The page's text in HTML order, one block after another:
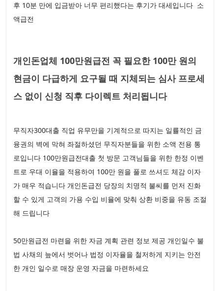
후 10분 만에 입금받아 너무 편리했다는 후기가 대세입니다 소
액급전
개인돈업체 100만원급전 꼭 필요한 100만 원의
현금이 다급하게 요구될 때 지체되는 심사 프로세
스 없이 신청 직후 다이렉트 처리됩니다
무직자300대출 직업 유무만을 기계적으로 따지는 일률적인 금
융권의 벽에 막혀 좌절하셨던 무직자분들을 위한 소액 전용 통
로입니다 100만원급전대출 첫 방문 고객님들을 위한 한정 이벤
트로 우대 이율을 적용하여 100만 원을 풀로 쓰셔도 체감 이자
가 매우 적습니다 개인돈급전 당장의 치명적 불씨를 먼저 진화
할 수 있게 고객의 가용 수입 비율에 맞춰 상환 비중을 유동 조절
해 드립니다
50만원급전 마련을 위한 자금 계획 관련 정보 제공 개인일수 불
법 사채의 늪에서 벗어나 법정 이자율을 철저하게 지키는 안전
한 개인 일수로 매장 운영 자금을 마련하세요